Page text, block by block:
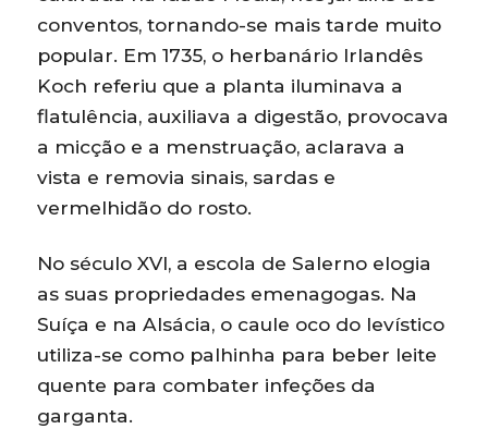
conventos, tornando-se mais tarde muito
popular. Em 1735, o herbanário Irlandês
Koch referiu que a planta iluminava a
flatulência, auxiliava a digestão, provocava
a micção e a menstruação, aclarava a
vista e removia sinais, sardas e
vermelhidão do rosto.
No século XVI, a escola de Salerno elogia
as suas propriedades emenagogas. Na
Suíça e na Alsácia, o caule oco do levístico
utiliza-se como palhinha para beber leite
quente para combater infeções da
garganta.